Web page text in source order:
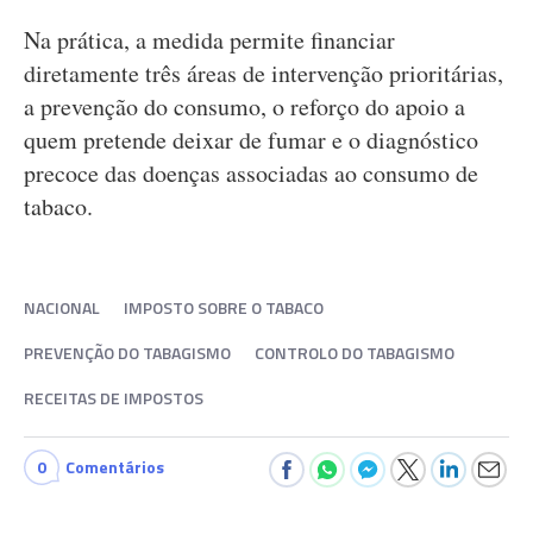
Na prática, a medida permite financiar
diretamente três áreas de intervenção prioritárias,
a prevenção do consumo, o reforço do apoio a
quem pretende deixar de fumar e o diagnóstico
precoce das doenças associadas ao consumo de
tabaco.
NACIONAL
IMPOSTO SOBRE O TABACO
PREVENÇÃO DO TABAGISMO
CONTROLO DO TABAGISMO
RECEITAS DE IMPOSTOS
0 Comentários